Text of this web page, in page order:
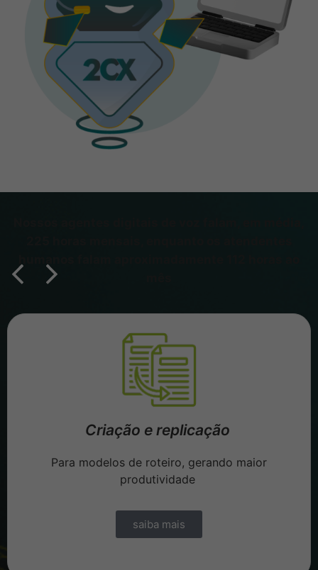
Criação e replicação
Para modelos de roteiro, gerando maior
produtividade
saiba mais